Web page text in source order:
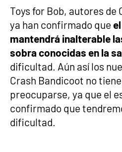
Toys for Bob, autores de
ya han confirmado que
mantendrá inalterable
sobra conocidas en la
dificultad. Aún así los
Crash Bandicoot no
preocuparse, ya que el
confirmado que
dificultad.